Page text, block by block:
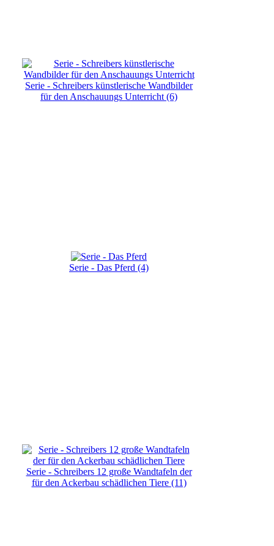
Serie - Schreibers künstlerische Wandbilder
für den Anschauungs Unterricht (6)
Serie - Das Pferd (4)
Serie - Schreibers 12 große Wandtafeln der
für den Ackerbau schädlichen Tiere (11)